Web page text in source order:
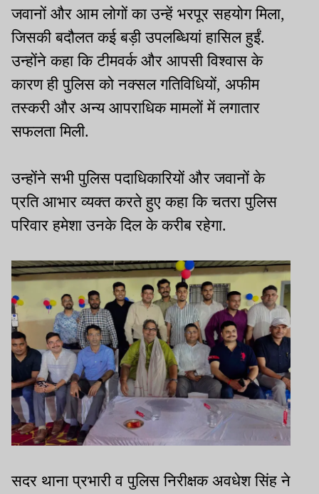
जवानों और आम लोगों का उन्हें भरपूर सहयोग मिला,
जिसकी बदौलत कई बड़ी उपलब्धियां हासिल हुईं.
उन्होंने कहा कि टीमवर्क और आपसी विश्वास के
कारण ही पुलिस को नक्सल गतिविधियों, अफीम
तस्करी और अन्य आपराधिक मामलों में लगातार
सफलता मिली.
उन्होंने सभी पुलिस पदाधिकारियों और जवानों के
प्रति आभार व्यक्त करते हुए कहा कि चतरा पुलिस
परिवार हमेशा उनके दिल के करीब रहेगा.
सदर थाना प्रभारी व पुलिस निरीक्षक अवधेश सिंह ने